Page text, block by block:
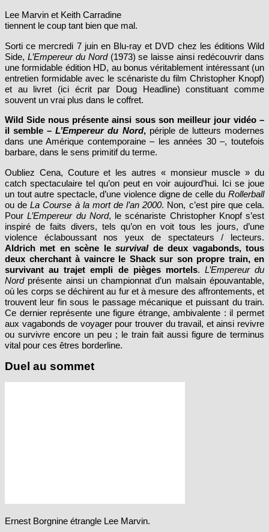
Lee Marvin et Keith Carradine
tiennent le coup tant bien que mal.
Sorti ce mercredi 7 juin en Blu-ray et DVD chez les éditions Wild
Side, L’Empereur du Nord (1973) se laisse ainsi redécouvrir dans
une formidable édition HD, au bonus véritablement intéressant (un
entretien formidable avec le scénariste du film Christopher Knopf)
et au livret (ici écrit par Doug Headline) constituant comme
souvent un vrai plus dans le coffret.
Wild Side nous présente ainsi sous son meilleur jour vidéo
il semble – L’Empereur du Nord, périple de lutteurs modernes
dans une Amérique contemporaine – les années 30 –, toutefois
barbare, dans le sens primitif du terme.
Oubliez Cena, Couture et les autres « monsieur muscle » du
catch spectaculaire tel qu’on peut en voir aujourd’hui. Ici se joue
un tout autre spectacle, d’une violence digne de celle du Rollerball
ou de La Course à la mort de l’an 2000. Non, c’est pire que cela.
Pour L’Empereur du Nord, le scénariste Christopher Knopf s’est
inspiré de faits divers, tels qu’on en voit tous les jours, d’une
violence éclaboussant nos yeux de spectateurs / lecteurs.
Aldrich met en scène le survivalde deux vagabonds, tous
deux cherchant à vaincre le Shack sur son propre train, en
survivant au trajet empli de pièges mortels. L’Empereur du
Nordprésente ainsi un championnat d’un malsain épouvantable,
où les corps se déchirent au fur et à mesure des affrontements, et
trouvent leur fin sous le passage mécanique et puissant du train.
Ce dernier représente une figure étrange, ambivalente : il permet
aux vagabonds de voyager pour trouver du travail, et ainsi revivre
ou survivre encore un peu ; le train fait aussi figure de terminus
vital pour ces êtres borderline.
Duel au sommet
Ernest Borgnine étrangle Lee Marvin.